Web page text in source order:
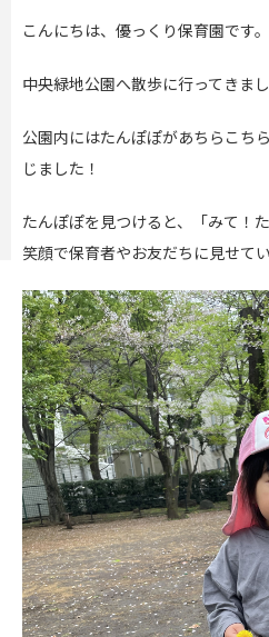
こんにちは、優っくり保育園です。
中央緑地公園へ散歩に行ってきまし
公園内にはたんぽぽがあちらこち
じました！
たんぽぽを見つけると、「みて！
笑顔で保育者やお友だちに見せてい